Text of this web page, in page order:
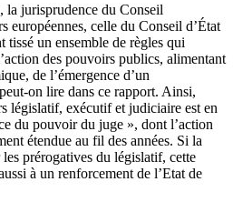
la jurisprudence du Conseil
européennes, celle du Conseil d’État
tissé un ensemble de règles qui
des pouvoirs publics, alimentant
de l’émergence d’un
on lire dans ce rapport. Ainsi,
législatif, exécutif et judiciaire est en
du pouvoir du juge », dont l’action
étendue au fil des années. Si la
prérogatives du législatif, cette
à un renforcement de l’Etat de